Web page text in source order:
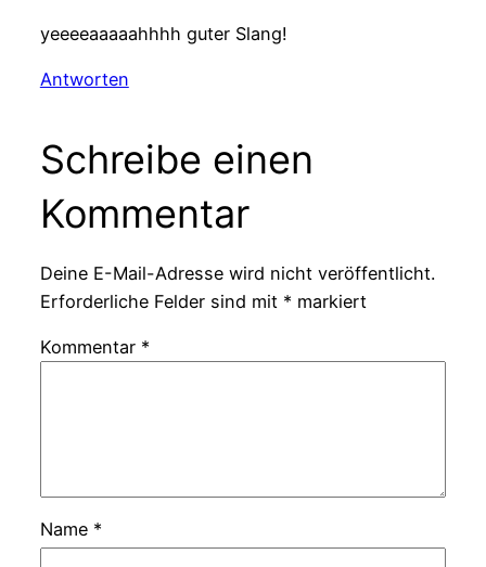
yeeeeaaaaahhhh guter Slang!
Antworten
Schreibe einen
Kommentar
Deine E-Mail-Adresse wird nicht veröffentlicht.
Erforderliche Felder sind mit * markiert
Kommentar *
Name *